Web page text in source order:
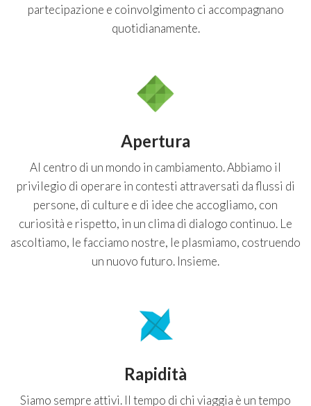
partecipazione e coinvolgimento ci accompagnano
quotidianamente.
Apertura
Al centro di un mondo in cambiamento. Abbiamo il
privilegio di operare in contesti attraversati da flussi di
persone, di culture e di idee che accogliamo, con
curiosità e rispetto, in un clima di dialogo continuo. Le
ascoltiamo, le facciamo nostre, le plasmiamo, costruendo
un nuovo futuro. Insieme.
Rapidità
Siamo sempre attivi. Il tempo di chi viaggia è un tempo